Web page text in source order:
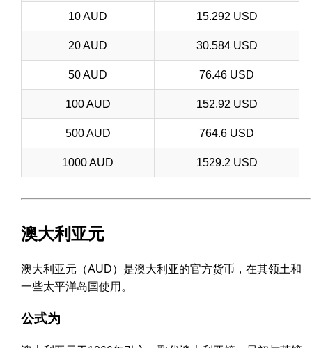
10 AUD 15.292 USD
20 AUD 30.584 USD
50 AUD 76.46 USD
100 AUD 152.92 USD
500 AUD 764.6 USD
1000 AUD 1529.2 USD
澳大利亚元
澳大利亚元（AUD）是澳大利亚的官方货币，在其领土和
一些太平洋岛国使用。
公式为